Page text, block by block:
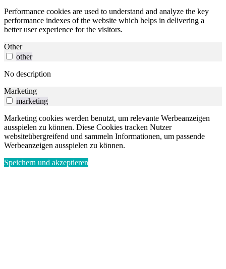
Performance cookies are used to understand and analyze the key
performance indexes of the website which helps in delivering a
better user experience for the visitors.
Other
other
No description
Marketing
marketing
Marketing cookies werden benutzt, um relevante Werbeanzeigen
ausspielen zu können. Diese Cookies tracken Nutzer
websiteübergreifend und sammeln Informationen, um passende
Werbeanzeigen ausspielen zu können.
Speichern und akzeptieren